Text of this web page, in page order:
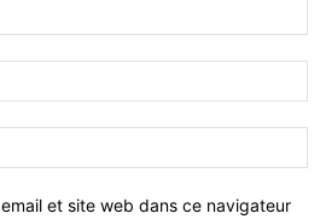
et site web dans ce navigateur